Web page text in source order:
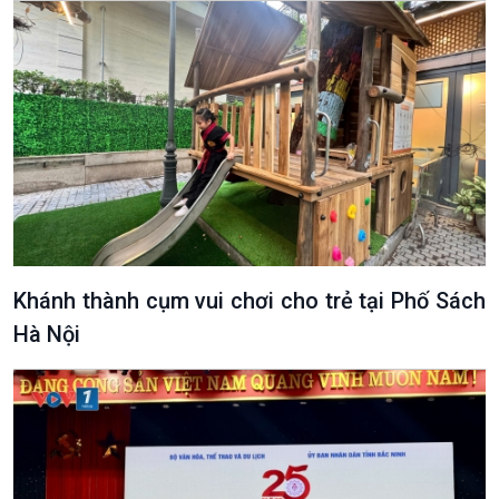
Khánh thành cụm vui chơi cho trẻ tại Phố Sách
Hà Nội